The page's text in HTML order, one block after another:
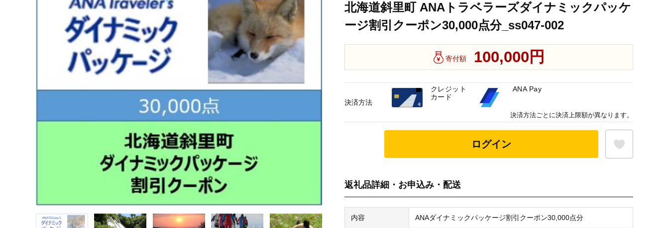
北海道斜里町 ANAトラベラーズダイナミックパッケ
ージ割引クーポン30,000点分_ss047-002
寄付額 100,000円
ログイン
返礼品詳細・お申込み・配送
内容 ANAダイナミックパッケージ割引クーポン30,000点分
決済方法
クレジット
カード
ANA Pay
決済方法ごとに決済上限額が異なります。